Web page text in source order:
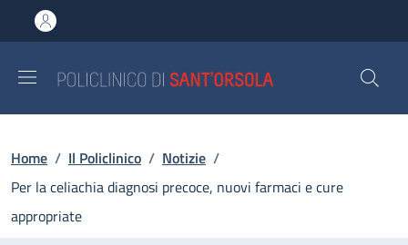
al contenuto principale
to footer content
Briciole di pane
Home / Il Policlinico / Notizie /
Per la celiachia diagnosi precoce, nuovi farmaci e cure
appropriate